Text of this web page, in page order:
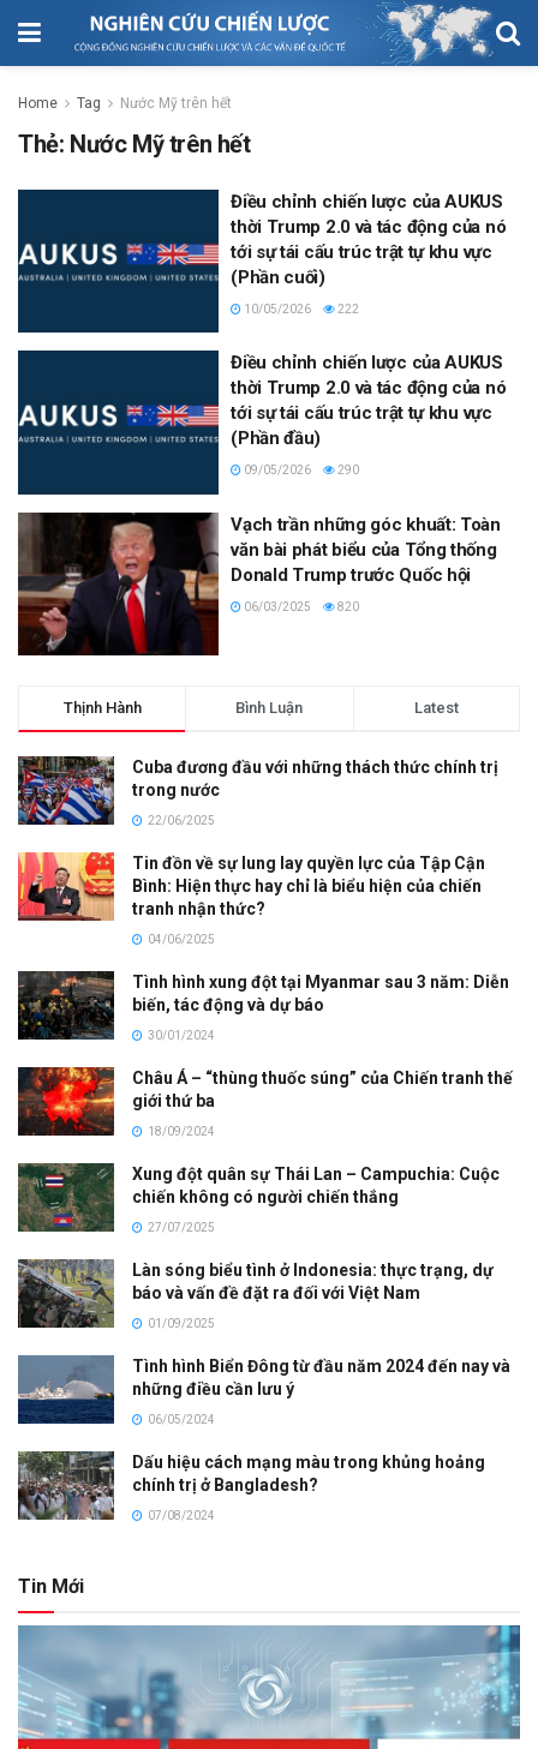
Home Tag Nước Mỹ trên hết
Thẻ: Nước Mỹ trên hết
Điều chỉnh chiến lược của AUKUS
thời Trump 2.0 và tác động của nó
tới sự tái cấu trúc trật tự khu vực
(Phần cuối)
10/05/2026 222
Điều chỉnh chiến lược của AUKUS
thời Trump 2.0 và tác động của nó
tới sự tái cấu trúc trật tự khu vực
(Phần đầu)
09/05/2026 290
Vạch trần những góc khuất: Toàn
văn bài phát biểu của Tổng thống
Donald Trump trước Quốc hội
06/03/2025 820
Thịnh Hành Bình Luận Latest
Cuba đương đầu với những thách thức chính trị
trong nước
22/06/2025
Tin đồn về sự lung lay quyền lực của Tập Cận
Bình: Hiện thực hay chỉ là biểu hiện của chiến
tranh nhận thức?
04/06/2025
Tình hình xung đột tại Myanmar sau 3 năm: Diễn
biến, tác động và dự báo
30/01/2024
Châu Á – “thùng thuốc súng” của Chiến tranh thế
giới thứ ba
18/09/2024
Xung đột quân sự Thái Lan – Campuchia: Cuộc
chiến không có người chiến thắng
27/07/2025
Làn sóng biểu tình ở Indonesia: thực trạng, dự
báo và vấn đề đặt ra đối với Việt Nam
01/09/2025
Tình hình Biển Đông từ đầu năm 2024 đến nay và
những điều cần lưu ý
06/05/2024
Dấu hiệu cách mạng màu trong khủng hoảng
chính trị ở Bangladesh?
07/08/2024
Tin Mới